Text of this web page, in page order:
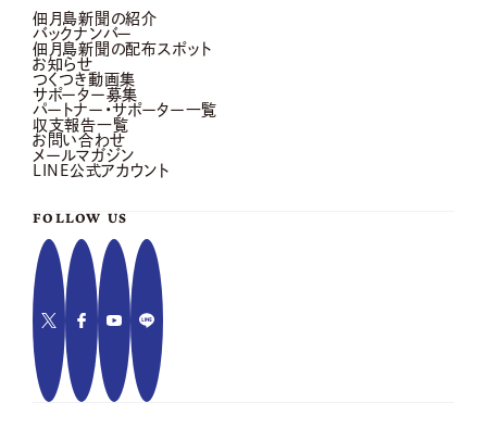
佃月島新聞の紹介
バックナンバー
佃月島新聞の配布スポット
お知らせ
つくつき動画集
サポーター募集
パートナー・サポーター一覧
収支報告一覧
お問い合わせ
メールマガジン
LINE公式アカウント
FOLLOW US